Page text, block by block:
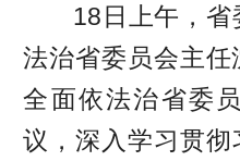
18日上午，
法治省委员会主
全面依法治省委
议，深入学习贯彻